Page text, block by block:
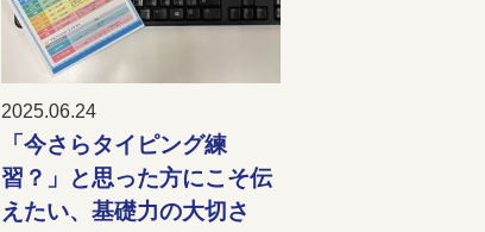
2025.06.24
「今さらタイピング練
習？」と思った方にこそ伝
えたい、基礎力の大切さ